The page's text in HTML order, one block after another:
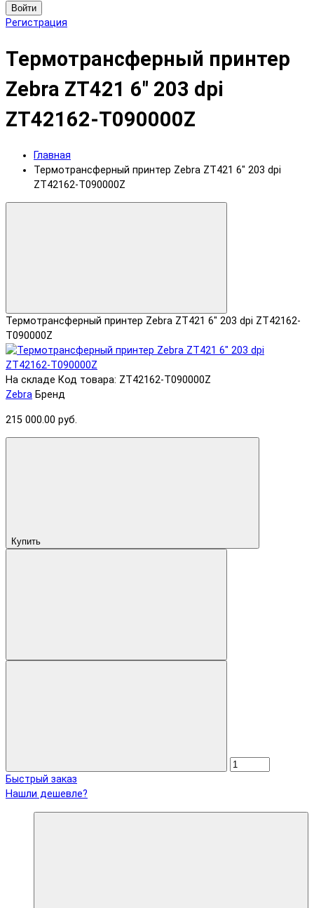
Войти
Регистрация
Термотрансферный принтер
Zebra ZT421 6" 203 dpi
ZT42162-T090000Z
Главная
Термотрансферный принтер Zebra ZT421 6" 203 dpi
ZT42162-T090000Z
Термотрансферный принтер Zebra ZT421 6" 203 dpi ZT42162-
T090000Z
На складе Код товара: ZT42162-T090000Z
Zebra Бренд
215 000.00 руб.
Купить
Быстрый заказ
Нашли дешевле?